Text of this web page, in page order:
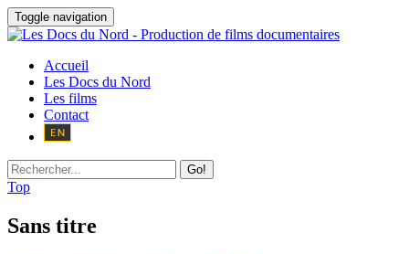
Toggle navigation
Accueil
Les Docs du Nord
Les films
Contact
Go!
Top
Sans titre